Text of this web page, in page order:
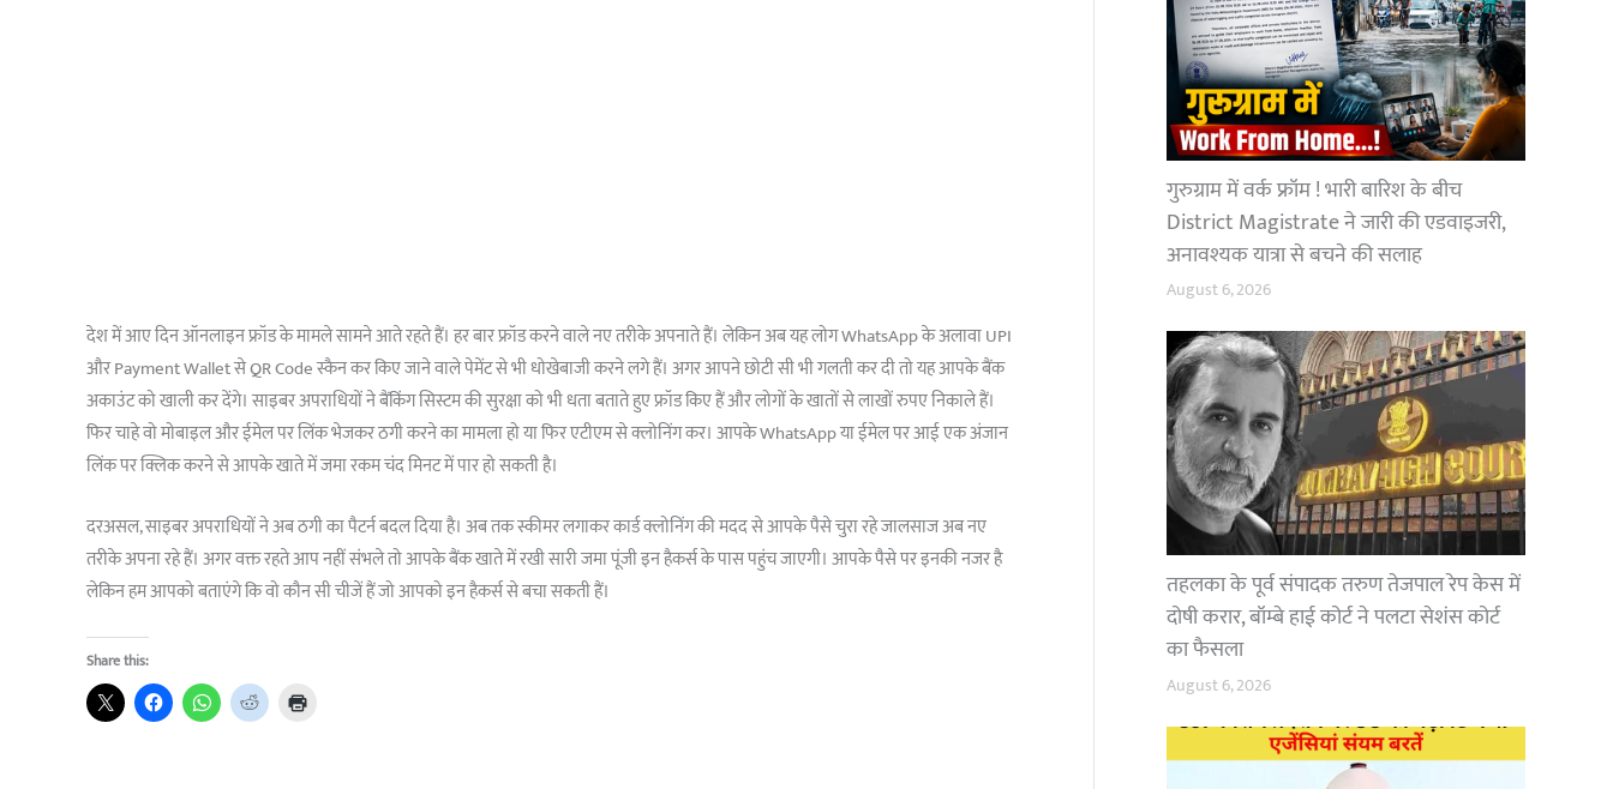
देश में आए दिन ऑनलाइन फ्रॉड के मामले सामने आते रहते हैं। हर बार फ्रॉड करने वाले नए तरीके अपनाते हैं। लेकिन अब यह लोग WhatsApp के अलावा UPI
और Payment Wallet से QR Code स्कैन कर किए जाने वाले पेमेंट से भी धोखेबाजी करने लगे हैं। अगर आपने छोटी सी भी गलती कर दी तो यह आपके बैंक
अकाउंट को खाली कर देंगे। साइबर अपराधियों ने बैंकिंग सिस्टम की सुरक्षा को भी धता बताते हुए फ्रॉड किए हैं और लोगों के खातों से लाखों रुपए निकाले हैं।
फिर चाहे वो मोबाइल और ईमेल पर लिंक भेजकर ठगी करने का मामला हो या फिर एटीएम से क्लोनिंग कर। आपके WhatsApp या ईमेल पर आई एक अंजान
लिंक पर क्लिक करने से आपके खाते में जमा रकम चंद मिनट में पार हो सकती है।
दरअसल, साइबर अपराधियों ने अब ठगी का पैटर्न बदल दिया है। अब तक स्कीमर लगाकर कार्ड क्लोनिंग की मदद से आपके पैसे चुरा रहे जालसाज अब नए
तरीके अपना रहे हैं। अगर वक्त रहते आप नहीं संभले तो आपके बैंक खाते में रखी सारी जमा पूंजी इन हैकर्स के पास पहुंच जाएगी। आपके पैसे पर इनकी नजर है
लेकिन हम आपको बताएंगे कि वो कौन सी चीजें हैं जो आपको इन हैकर्स से बचा सकती हैं।
Share this:
गुरुग्राम में वर्क फ्रॉम ! भारी बारिश के बीच
District Magistrate ने जारी की एडवाइजरी,
अनावश्यक यात्रा से बचने की सलाह
August 6, 2026
तहलका के पूर्व संपादक तरुण तेजपाल रेप केस में
दोषी करार, बॉम्बे हाई कोर्ट ने पलटा सेशंस कोर्ट
का फैसला
August 6, 2026